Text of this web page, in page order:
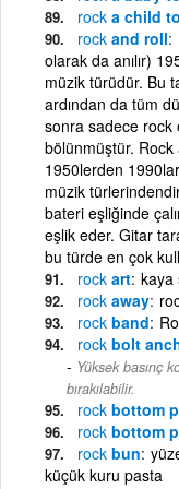
rock a child
rock and roll
olarak da anılır)
müzik türüdür. Bu
ardından da tüm
sonra sadece rock
bölünmüştür. Rock
1950lerden
müzik
bateri eşliğinde
eşlik eder. Gitar
bu türde en çok
rock art kaya
rock away
rock band
rock bolt
Yüksek basınç
bırakılabilir.
rock bottom
rock bottom
rock bun
küçük kuru pasta